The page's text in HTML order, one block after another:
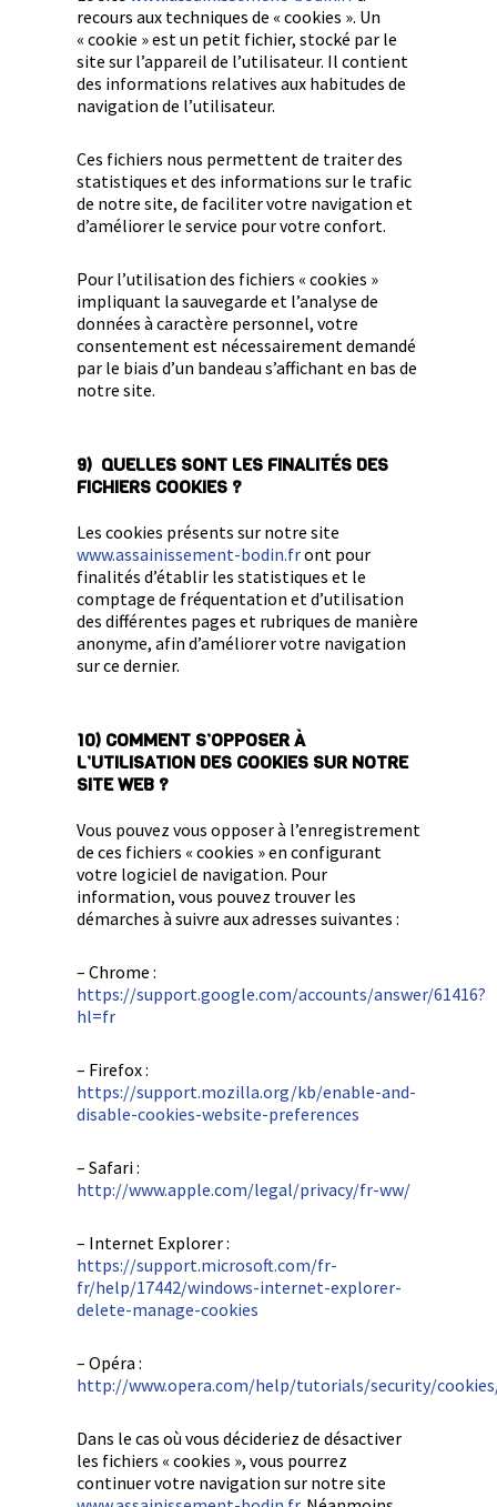
recours aux techniques de « cookies ». Un
« cookie » est un petit fichier, stocké par le
site sur l’appareil de l’utilisateur. Il contient
des informations relatives aux habitudes de
navigation de l’utilisateur.
Ces fichiers nous permettent de traiter des
statistiques et des informations sur le trafic
de notre site, de faciliter votre navigation et
d’améliorer le service pour votre confort.
Pour l’utilisation des fichiers « cookies »
impliquant la sauvegarde et l’analyse de
données à caractère personnel, votre
consentement est nécessairement demandé
par le biais d’un bandeau s’affichant en bas de
notre site.
9) QUELLES SONT LES FINALITÉS DES
FICHIERS COOKIES ?
Les cookies présents sur notre site
www.assainissement-bodin.front pour
finalités d’établir les statistiques et le
comptage de fréquentation et d’utilisation
des différentes pages et rubriques de manière
anonyme, afin d’améliorer votre navigation
sur ce dernier.
10) COMMENT S’OPPOSER À
L’UTILISATION DES COOKIES SUR NOTRE
SITE WEB ?
Vous pouvez vous opposer à l’enregistrement
de ces fichiers « cookies » en configurant
votre logiciel de navigation. Pour
information, vous pouvez trouver les
démarches à suivre aux adresses suivantes :
– Chrome :
https://support.google.com/accounts/answer/61416?
hl=fr
– Firefox :
https://support.mozilla.org/kb/enable-and-
disable-cookies-website-preferences
– Safari :
http://www.apple.com/legal/privacy/fr-ww/
– Internet Explorer :
https://support.microsoft.com/fr-
fr/help/17442/windows-internet-explorer-
delete-manage-cookies
– Opéra :
http://www.opera.com/help/tutorials/security/
Dans le cas où vous décideriez de désactiver
les fichiers « cookies », vous pourrez
continuer votre navigation sur notre site